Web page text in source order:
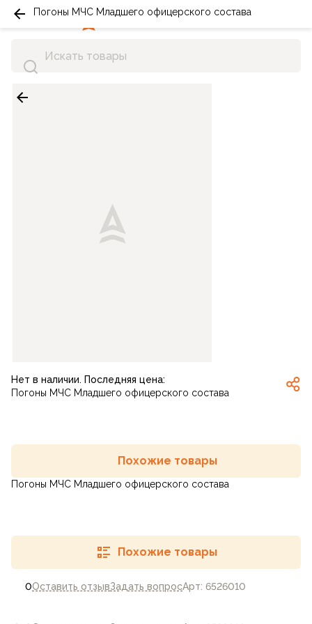
Нет в наличии. Последняя цена:
Погоны МЧС Младшего офицерского состава
0Оставить отзывЗадать вопросАрт: 6526010
Похожие товары
Погоны МЧС Младшего офицерского состава
Похожие товары
Погоны МЧС Младшего офицерского состава